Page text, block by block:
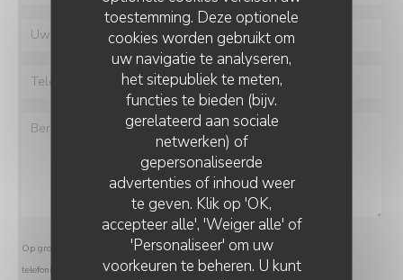
toestemming. Deze optionele
cookies worden gebruikt om
uw navigatie te analyseren,
het sitepubliek te meten,
functies te bieden (bijv.
gerelateerd aan sociale
netwerken) of
gepersonaliseerde
advertenties of inhoud weer
te geven. Klik op 'OK,
accepteer alle', 'Weiger alle' of
'Personaliseer' om uw
voorkeuren te beheren. U kunt
Op grond van de privacywetgeving heeft u het recht om u af te melden voor
telefonische marketing via het Bel-me-niet Register:bel-me-niet.nl. Voor meer